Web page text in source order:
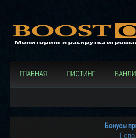
ГЛАВНАЯ ЛИСТИНГ
Бонусы